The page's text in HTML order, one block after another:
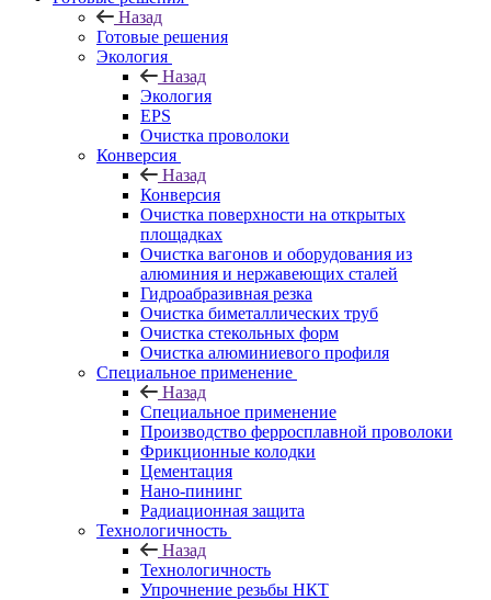
Назад
Готовые решения
Экология
Назад
Экология
EPS
Очистка проволоки
Конверсия
Назад
Конверсия
Очистка поверхности на открытых
площадках
Очистка вагонов и оборудования из
алюминия и нержавеющих сталей
Гидроабразивная резка
Очистка биметаллических труб
Очистка стекольных форм
Очистка алюминиевого профиля
Специальное применение
Назад
Специальное применение
Производство ферросплавной проволоки
Фрикционные колодки
Цементация
Нано-пининг
Радиационная защита
Технологичность
Назад
Технологичность
Упрочнение резьбы НКТ